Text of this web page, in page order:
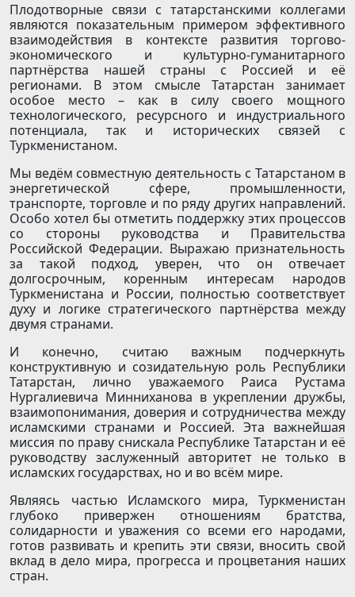
Плодотворные связи с татарстанскими коллегами
являются показательным примером эффективного
взаимодействия в контексте развития торгово-
экономического и культурно-гуманитарного
партнёрства нашей страны с Россией и её
регионами. В этом смысле Татарстан занимает
особое место – как в силу своего мощного
технологического, ресурсного и индустриального
потенциала, так и исторических связей с
Туркменистаном.
Мы ведём совместную деятельность с Татарстаном в
энергетической сфере, промышленности,
транспорте, торговле и по ряду других направлений.
Особо хотел бы отметить поддержку этих процессов
со стороны руководства и Правительства
Российской Федерации. Выражаю признательность
за такой подход, уверен, что он отвечает
долгосрочным, коренным интересам народов
Туркменистана и России, полностью соответствует
духу и логике стратегического партнёрства между
двумя странами.
И конечно, считаю важным подчеркнуть
конструктивную и созидательную роль Республики
Татарстан, лично уважаемого Раиса Рустама
Нургалиевича Минниханова в укреплении дружбы,
взаимопонимания, доверия и сотрудничества между
исламскими странами и Россией. Эта важнейшая
миссия по праву снискала Республике Татарстан и её
руководству заслуженный авторитет не только в
исламских государствах, но и во всём мире.
Являясь частью Исламского мира, Туркменистан
глубоко привержен отношениям братства,
солидарности и уважения со всеми его народами,
готов развивать и крепить эти связи, вносить свой
вклад в дело мира, прогресса и процветания наших
стран.